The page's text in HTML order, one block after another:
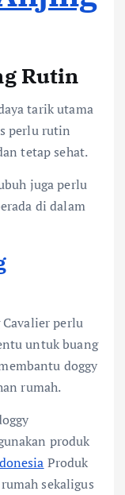
Rutin
tarik utama
perlu rutin
tetap sehat.
juga perlu
di dalam
perlu
untuk buang
doggy
rumah.
produk
Produk
sekaligus